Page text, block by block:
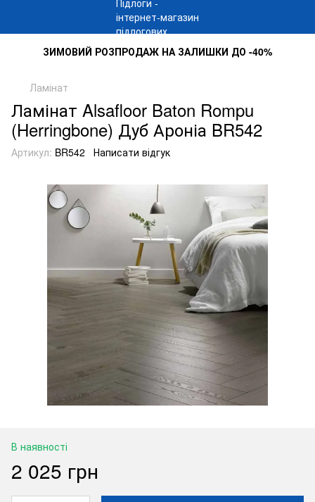
ЗИМОВИЙ РОЗПРОДАЖ НА ЗАЛИШКИ ДО -40%
Ламінат
Ламінат Alsafloor Baton Rompu
(Herringbone) Дуб Ароніа BR542
Артикул: BR542 Написати відгук
В наявності
2 025 грн